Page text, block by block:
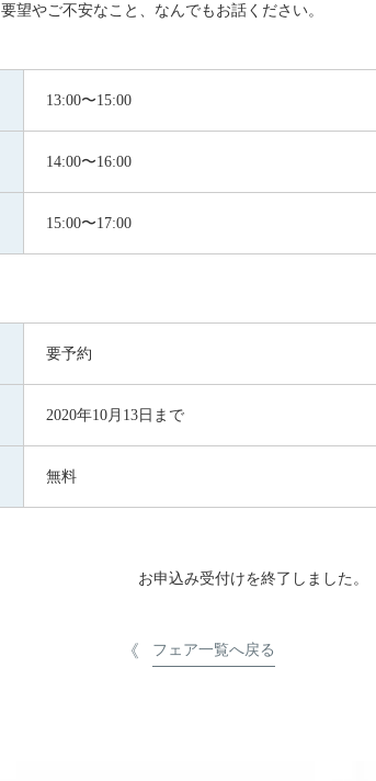
要望やご不安なこと、なんでもお話ください。
13:00〜15:00
14:00〜16:00
15:00〜17:00
要予約
2020年10月13日まで
無料
お申込み受付けを終了しました。
フェア一覧へ戻る